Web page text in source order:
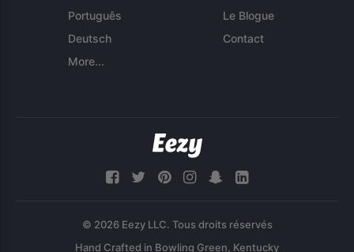
Português
Deutsch
More...
Le Blogue
Contact
© 2026 Eezy LLC. Tous droits réservés